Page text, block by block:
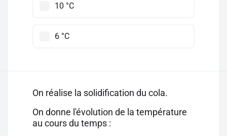
10 °C
6 °C
On réalise la solidification du cola.
On donne l'évolution de la température
au cours du temps :